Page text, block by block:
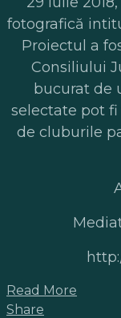
fotografică
Proiectul a
Consiliului
bucurat de
selectate pot
de cluburile
Read More
Share